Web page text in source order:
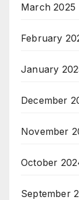
March 2025
February
January
December
November
October
September